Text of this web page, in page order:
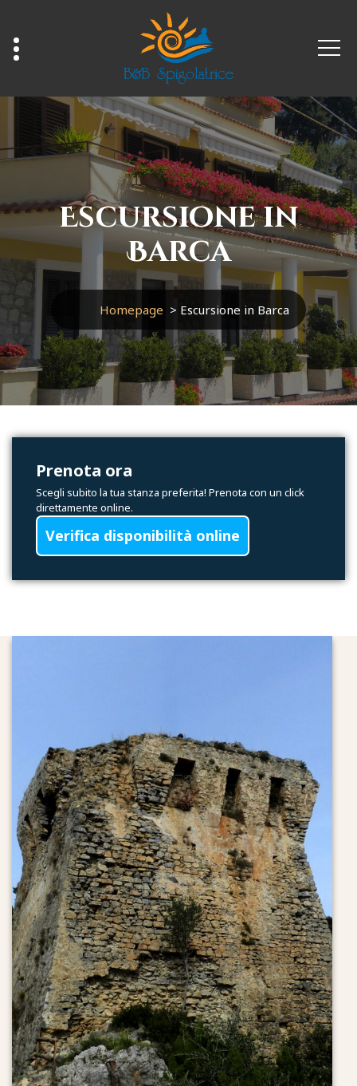
contenuto
Escursione in
Barca
Homepage > Escursione in Barca
Prenota ora
Scegli subito la tua stanza preferita! Prenota con un click
direttamente online.
Verifica disponibilità online